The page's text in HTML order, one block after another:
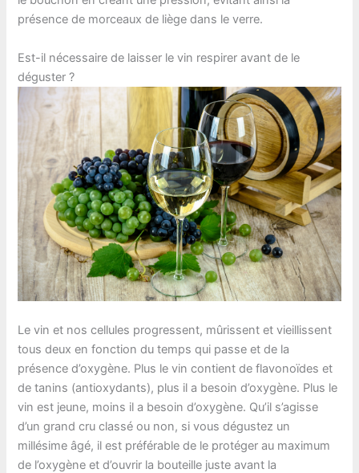
présence de morceaux de liège dans le verre.
Est-il nécessaire de laisser le vin respirer avant de le
déguster ?
Le vin et nos cellules progressent, mûrissent et vieillissent
tous deux en fonction du temps qui passe et de la
présence d’oxygène. Plus le vin contient de flavonoïdes et
de tanins (antioxydants), plus il a besoin d’oxygène. Plus le
vin est jeune, moins il a besoin d’oxygène. Qu’il s’agisse
d’un grand cru classé ou non, si vous dégustez un
millésime âgé, il est préférable de le protéger au maximum
de l’oxygène et d’ouvrir la bouteille juste avant la